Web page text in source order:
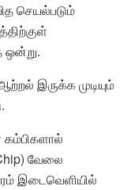
செயல்படும்
ஒன்று.
இருக்க முடியும்
வேலை
இடைவெளியில்